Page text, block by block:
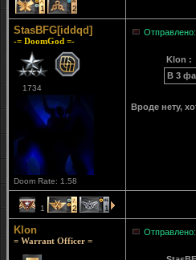
1 2
StasBFG[iddqd]
-= DoomGod =-
1734
Doom Rate: 1.58
Klon :
В 3
Вроде нету,
1 2 1
Klon
= Warrant Officer =